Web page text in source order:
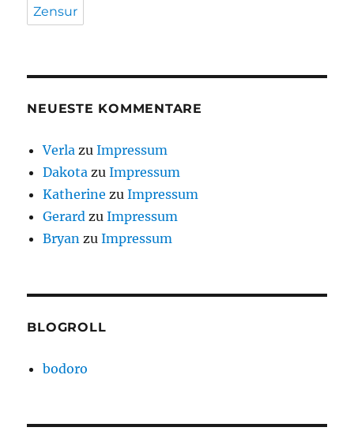
Zensur
NEUESTE KOMMENTARE
Verla zuImpressum
Dakota zuImpressum
Katherine zuImpressum
Gerard zuImpressum
Bryan zuImpressum
BLOGROLL
bodoro